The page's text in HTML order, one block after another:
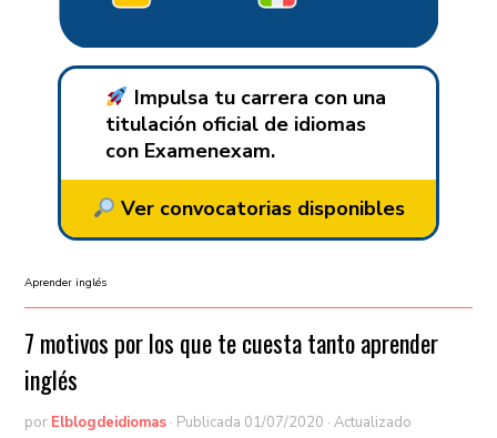
Impulsa tu carrera con una
titulación oficial de idiomas
con Examenexam.
Ver convocatorias disponibles
Aprender inglés
7 motivos por los que te cuesta tanto aprender
inglés
por Elblogdeidiomas · Publicada 01/07/2020 · Actualizado